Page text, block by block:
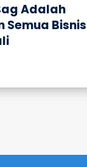
Adalah
Semua